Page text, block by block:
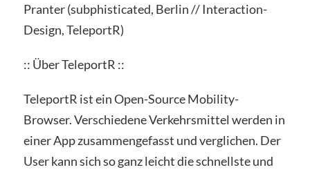
Pranter (subphisticated, Berlin // Interaction-
Design, TeleportR)
:: Über TeleportR ::
TeleportR ist ein Open-Source Mobility-
Browser. Verschiedene Verkehrsmittel werden in
einer App zusammengefasst und verglichen. Der
User kann sich so ganz leicht die schnellste und